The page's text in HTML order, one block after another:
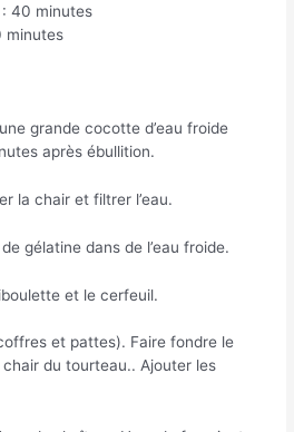
40 minutes
minutes
grande cocotte d’eau froide
après ébullition.
la chair et filtrer l’eau.
gélatine dans de l’eau froide.
et le cerfeuil.
et pattes). Faire fondre le
chair du tourteau.. Ajouter les